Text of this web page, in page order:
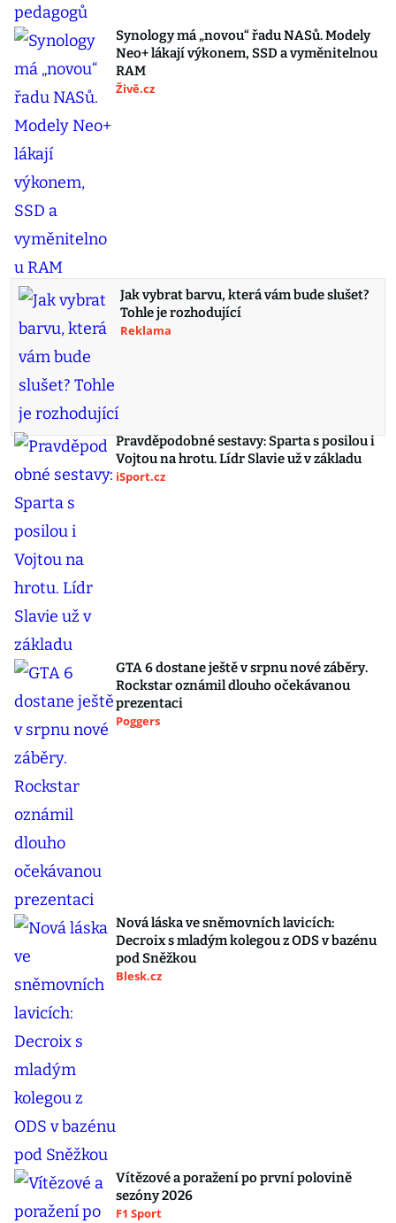
Synology má „novou“ řadu NASů. Modely
Neo+ lákají výkonem, SSD a vyměnitelnou
RAM
Živě.cz
Jak vybrat barvu, která vám bude slušet?
Tohle je rozhodující
Reklama
Pravděpodobné sestavy: Sparta s posilou i
Vojtou na hrotu. Lídr Slavie už v základu
iSport.cz
GTA 6 dostane ještě v srpnu nové záběry.
Rockstar oznámil dlouho očekávanou
prezentaci
Poggers
Nová láska ve sněmovních lavicích:
Decroix s mladým kolegou z ODS v bazénu
pod Sněžkou
Blesk.cz
Vítězové a poražení po první polovině
sezóny 2026
F1 Sport